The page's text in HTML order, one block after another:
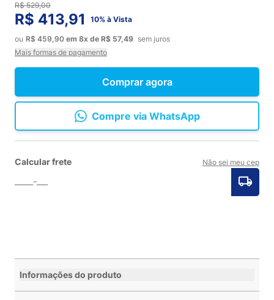
Comprar agora
R$ 413,91 10% à Vista
ou R$ 459,90 em 8x de R$ 57,49 sem juros
Mais formas de pagamento
Compre via WhatsApp
R$ 529,00
Calcular frete Não sei meu cep
Informações do produto